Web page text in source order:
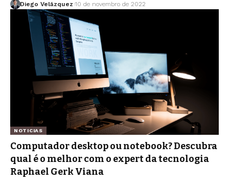
Diego Velázquez 10 de novembro de 2022
NOTICIAS
Computador desktop ou notebook? Descubra
qual é o melhor com o expert da tecnologia
Raphael Gerk Viana